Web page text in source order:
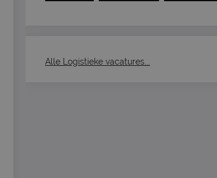
Alle Logistieke vacatures...